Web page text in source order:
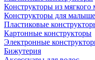
Конструкторы из мягкого
Конструкторы для
Пластиковые
Картонные конструкторы
Электронные
Бижутерия